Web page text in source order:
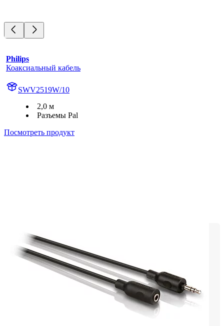
Philips
Коаксиальный кабель
SWV2519W/10
2,0 м
Разъемы Pal
Посмотреть продукт